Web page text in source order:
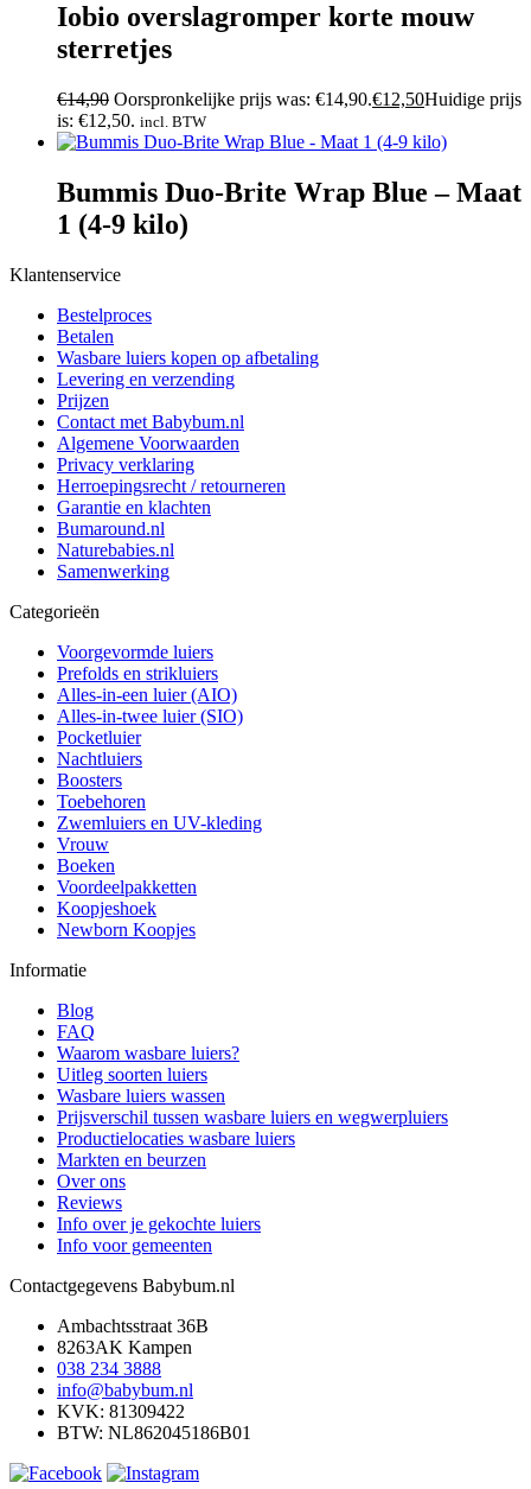
Iobio overslagromper korte mouw
sterretjes
€14,90 Oorspronkelijke prijs was: €14,90.€12,50Huidige prijs
is: €12,50. incl. BTW
Bummis Duo-Brite Wrap Blue – Maat
1 (4-9 kilo)
Klantenservice
Bestelproces
Betalen
Wasbare luiers kopen op afbetaling
Levering en verzending
Prijzen
Contact met Babybum.nl
Algemene Voorwaarden
Privacy verklaring
Herroepingsrecht / retourneren
Garantie en klachten
Bumaround.nl
Naturebabies.nl
Samenwerking
Categorieën
Voorgevormde luiers
Prefolds en strikluiers
Alles-in-een luier (AIO)
Alles-in-twee luier (SIO)
Pocketluier
Nachtluiers
Boosters
Toebehoren
Zwemluiers en UV-kleding
Vrouw
Boeken
Voordeelpakketten
Koopjeshoek
Newborn Koopjes
Informatie
Blog
FAQ
Waarom wasbare luiers?
Uitleg soorten luiers
Wasbare luiers wassen
Prijsverschil tussen wasbare luiers en wegwerpluiers
Productielocaties wasbare luiers
Markten en beurzen
Over ons
Reviews
Info over je gekochte luiers
Info voor gemeenten
Contactgegevens Babybum.nl
Ambachtsstraat 36B
8263AK Kampen
038 234 3888
info@babybum.nl
KVK: 81309422
BTW: NL862045186B01